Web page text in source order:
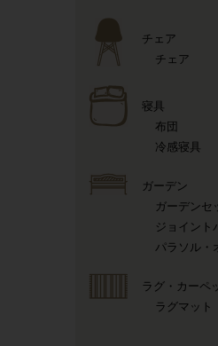
チェア
チェア
寝具
布団
冷感寝具
ガーデン
ガーデンセ
ジョイント
パラソル・
ラグ・カーペ
ラグマット